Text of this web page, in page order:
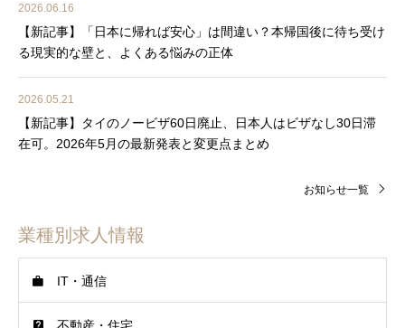
2026.06.16
【新記事】「日本に帰れば安心」は間違い？本帰国後に待ち受け
る現実的な壁と、よくある悩みの正体
2026.05.21
【新記事】タイのノービザ60日廃止、日本人はビザなし30日滞
在可。2026年5月の最新発表と変更点まとめ
お知らせ一覧
業種別求人情報
IT・通信
不動産・住宅